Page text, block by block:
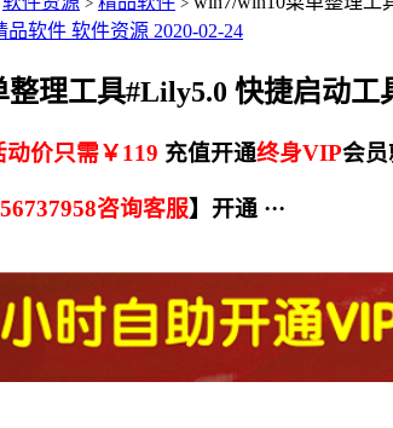
品软件 软件资源 2020-02-24
整理工具#Lily5.0 快捷启动
动价只需￥119 充值开通终身VIP会员
咨询客服】开通 ···